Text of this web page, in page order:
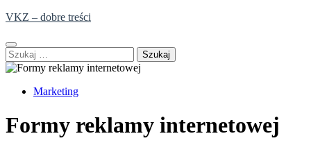
Skip
content
VKZ – dobre treści
Szukaj:
Marketing
Formy reklamy internetowej